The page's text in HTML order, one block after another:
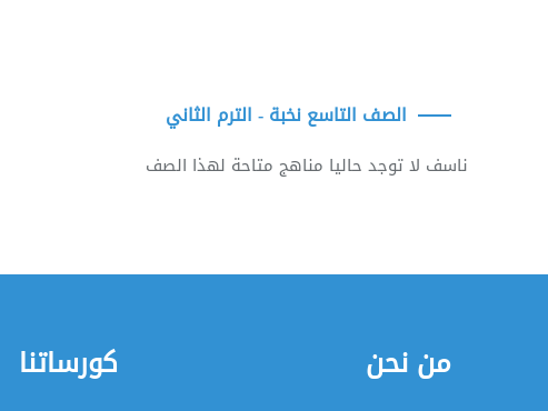
الصف التاسع نخبة - الترم الثاني
ناسف لا توجد حاليا مناهج متاحة لهذا الصف
من نحن كورساتنا